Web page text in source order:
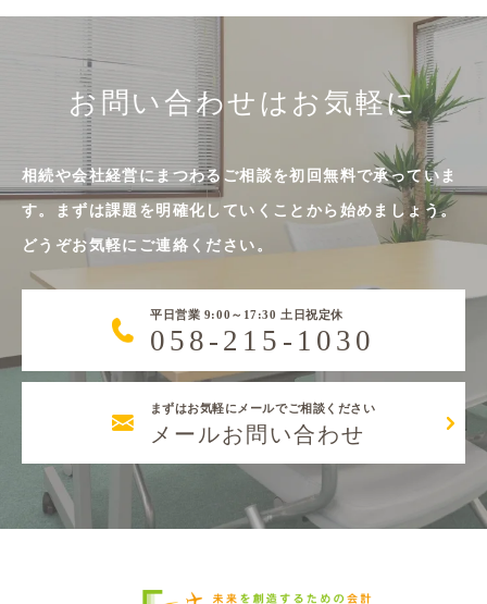
お問い合わせはお気軽に
相続や会社経営にまつわるご相談を初回無料で承っていま
す。まずは課題を明確化していくことから始めましょう。
どうぞお気軽にご連絡ください。
平日営業 9:00～17:30 土日祝定休
058-215-1030
まずはお気軽にメールでご相談ください
メールお問い合わせ